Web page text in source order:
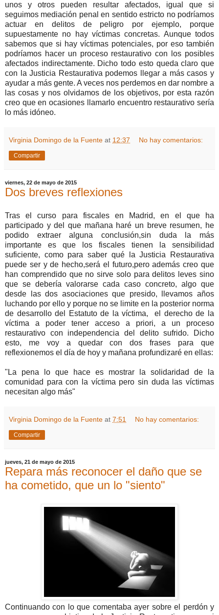
unos y otros pueden resultar afectados, igual que si
seguimos mediación penal en sentido estricto no podríamos
actuar en delitos de peligro por ejemplo, porque
supuestamente no hay víctimas concretas. Aunque todos
sabemos que si hay víctimas potenciales, por eso también
podríamos hacer un proceso restaurativo con los posibles
afectados indirectamente. Dicho todo esto queda claro que
con la Justicia Restaurativa podemos llegar a más casos y
ayudar a más gente. A veces nos perdemos en dar nombre a
las cosas y nos olvidamos de los objetivos, por esta razón
creo que en ocasiones llamarlo encuentro restaurativo sería
lo más idóneo.
Virginia Domingo de la Fuente at 12:37 No hay comentarios:
Compartir
viernes, 22 de mayo de 2015
Dos breves reflexiones
Tras el curso para fiscales en Madrid, en el que ha
participado y del que mañana haré un breve resumen, he
podido extraer alguna conclusión,sin duda la más
importante es que los fiscales tienen la sensibilidad
suficiente, como para saber qué la Justicia Restaurativa
puede ser y de hecho,será el futuro,pero además creo que
han comprendido que no sirve solo para delitos leves sino
que se debería valorarse cada caso concreto, algo que
desde las dos asociaciones que presido, llevamos años
luchando por ello y porque no se limite en la posterior norma
de desarrollo del Estatuto de la víctima, el derecho de la
víctima a poder tener acceso a priori, a un proceso
restaurativo con independencia del delito sufrido. Dicho
esto, me voy a quedar con dos frases para que
reflexionemos el día de hoy y mañana profundizaré en ellas:
"La pena lo que hace es mostrar la solidaridad de la
comunidad para con la víctima pero sin duda las víctimas
necesitan algo más"
Virginia Domingo de la Fuente at 7:51 No hay comentarios:
Compartir
jueves, 21 de mayo de 2015
Repara más reconocer el daño que se
ha cometido, que un lo "siento"
Continuando con lo que comentaba ayer sobre el perdón y